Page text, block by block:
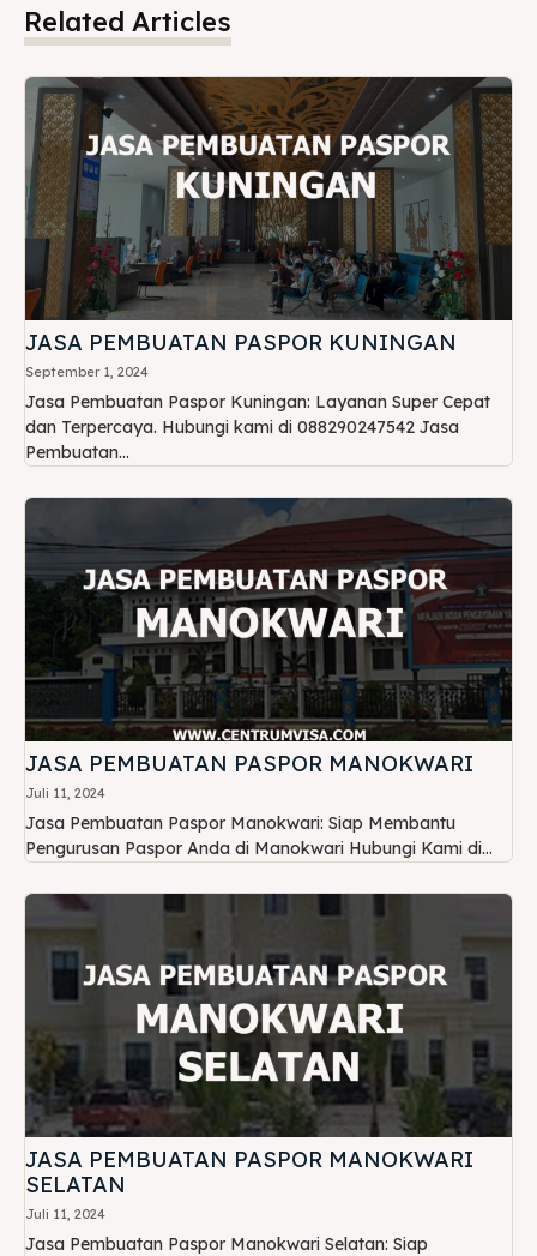
Related Articles
JASA PEMBUATAN PASPOR KUNINGAN
September 1, 2024
Jasa Pembuatan Paspor Kuningan: Layanan Super Cepat
dan Terpercaya. Hubungi kami di 088290247542 Jasa
Pembuatan...
JASA PEMBUATAN PASPOR MANOKWARI
Juli 11, 2024
Jasa Pembuatan Paspor Manokwari: Siap Membantu
Pengurusan Paspor Anda di Manokwari Hubungi Kami di...
JASA PEMBUATAN PASPOR MANOKWARI
SELATAN
Juli 11, 2024
Jasa Pembuatan Paspor Manokwari Selatan: Siap